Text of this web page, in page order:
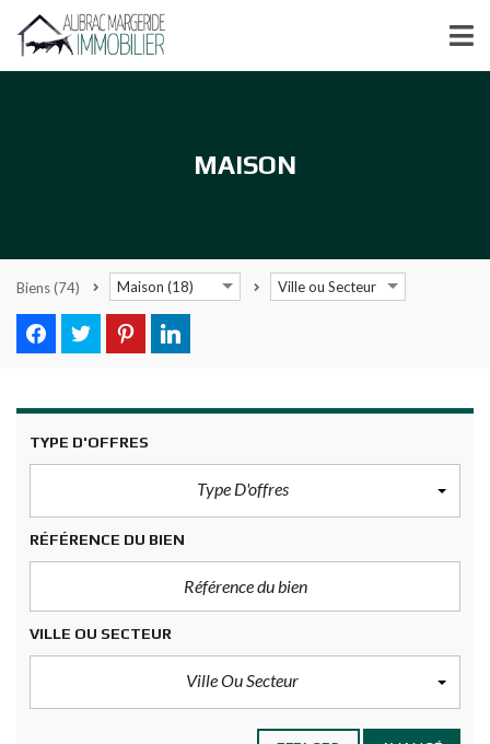
MAISON
Biens(74) Maison (18) Ville ou Secteur
TYPE D'OFFRES
Type D'offres
RÉFÉRENCE DU BIEN
VILLE OU SECTEUR
Ville Ou Secteur